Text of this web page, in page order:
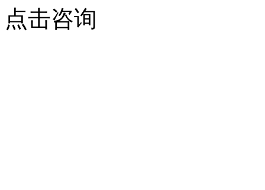
点击咨询